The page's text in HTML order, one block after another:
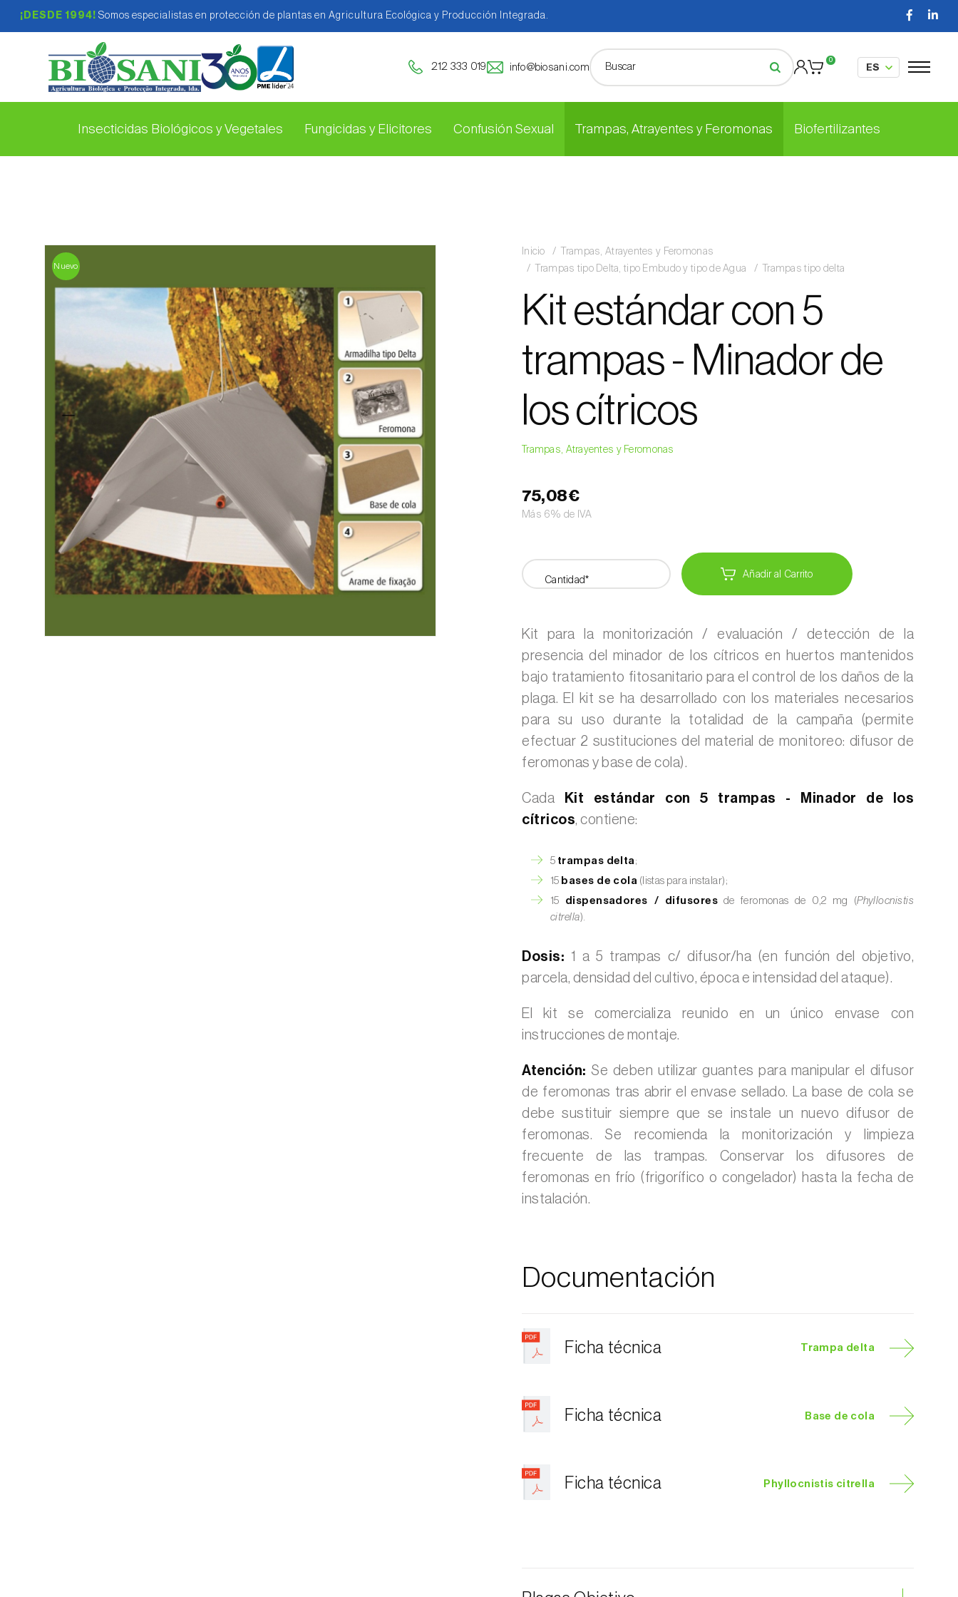
¡DESDE 1994! Somos especialistas en protección de plantas en Agricultura Ecológica y Producción Integrada.
212 333 019 info@biosani.com
0
Insecticidas Biológicos y Vegetales Fungicidas y Elicitores Confusión Sexual Trampas, Atrayentes y Feromonas Biofertilizantes
Nuevo
Inicio
Trampas, Atrayentes y Feromonas
Trampas tipo Delta, tipo Embudo y tipo de Agua
Trampas tipo delta
Kit estándar con 5
trampas - Minador de
los cítricos
Trampas, Atrayentes y Feromonas
75,08€
Más 6% de IVA
Cantidad* Añadir al Carrito
Kit para la monitorización / evaluación / detección de la
presencia del minador de los cítricos en huertos mantenidos
bajo tratamiento fitosanitario para el control de los daños de la
plaga. El kit se ha desarrollado con los materiales necesarios
para su uso durante la totalidad de la campaña (permite
efectuar 2 sustituciones del material de monitoreo: difusor de
feromonas y base de cola).
Cada
Kit estándar con 5 trampas - Minador de los
cítricos, contiene:
5 trampas delta ;
15 bases de cola (listas para instalar);
15 dispensadores / difusores de feromonas de 0,2 mg (Phyllocnistis
citrella).
Dosis: 1 a 5 trampas c/ difusor/ha (en función del objetivo,
parcela, densidad del cultivo, época e intensidad del ataque).
El kit se comercializa reunido en un único envase con
instrucciones de montaje.
Atención: Se deben utilizar guantes para manipular el difusor
de feromonas tras abrir el envase sellado. La base de cola se
debe sustituir siempre que se instale un nuevo difusor de
feromonas. Se recomienda la monitorización y limpieza
frecuente de las trampas. Conservar los difusores de
feromonas en frío (frigorífico o congelador) hasta la fecha de
instalación.
Documentación
Ficha técnica Trampa delta
Ficha técnica Base de cola
Ficha técnica Phyllocnistis citrella